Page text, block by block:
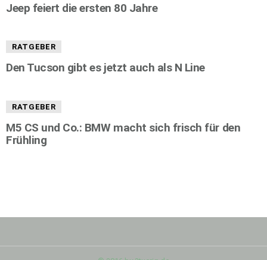
Jeep feiert die ersten 80 Jahre
RATGEBER
Den Tucson gibt es jetzt auch als N Line
RATGEBER
M5 CS und Co.: BMW macht sich frisch für den
Frühling